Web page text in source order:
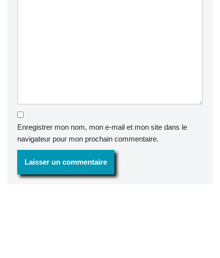
Enregistrer mon nom, mon e-mail et mon site dans le
navigateur pour mon prochain commentaire.